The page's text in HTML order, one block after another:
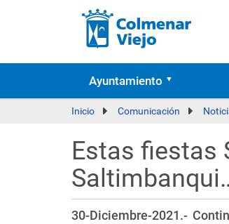
Ayuntamiento
Inicio Comunicación
Estas fiestas
30-Diciembre-2021.-